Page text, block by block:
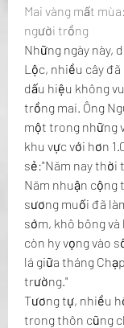
Mai vàng mất
người trồng
Những ngày này,
Lộc, nhiều cây
dấu hiệu không
trồng mai. Ông
một trong những
khu vực với hơn
sẻ:"Năm nay
Năm nhuận cộng
sương muối đã
sớm, khô bông
còn hy vọng vào
lá giữa tháng
trường."
Tương tự, nhiều
trong thôn cũng